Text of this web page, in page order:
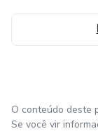
O conteúdo deste
Se você vir